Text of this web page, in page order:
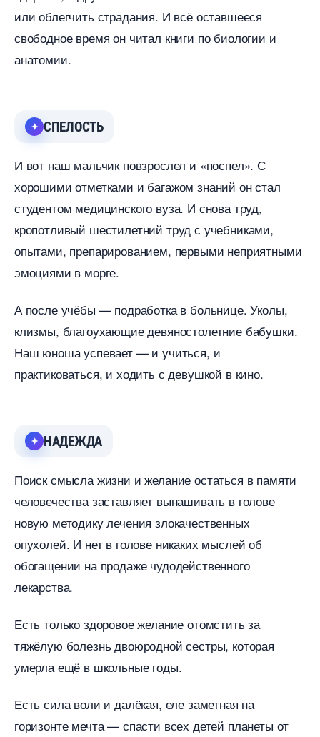
или облегчить страдания. И всё оставшееся
свободное время он читал книги по биологии и
анатомии.
СПЕЛОСТЬ
И вот наш мальчик повзрослел и «поспел». С
хорошими отметками и багажом знаний он стал
студентом медицинского вуза. И снова труд,
кропотливый шестилетний труд с учебниками,
опытами, препарированием, первыми неприятными
эмоциями в морге.
А после учёбы — подработка в больнице. Уколы,
клизмы, благоухающие девяностолетние бабушки.
Наш юноша успевает — и учиться, и
практиковаться, и ходить с девушкой в кино.
НАДЕЖДА
Поиск смысла жизни и желание остаться в памяти
человечества заставляет вынашивать в голове
новую методику лечения злокачественных
опухолей. И нет в голове никаких мыслей о
обогащении на продаже чудодейственного
лекарства.
Есть только здоровое желание отомстить за
тяжёлую болезнь двоюродной сестры, которая
умерла ещё в школьные годы.
Есть сила воли и далёкая, еле заметная на
оризонте мечта — спасти всех детей планеты от